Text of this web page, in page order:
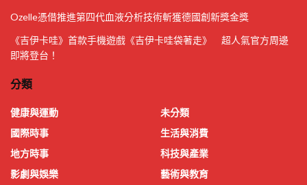
Ozelle憑借推進第四代血液分析技術斬獲德國創新獎金獎
《吉伊卡哇》首款手機遊戲《吉伊卡哇袋著走》 超人氣官方周邊
即將登台！
分類
健康與運動
國際時事
地方時事
影劇與娛樂
未分類
生活與消費
科技與產業
藝術與教育